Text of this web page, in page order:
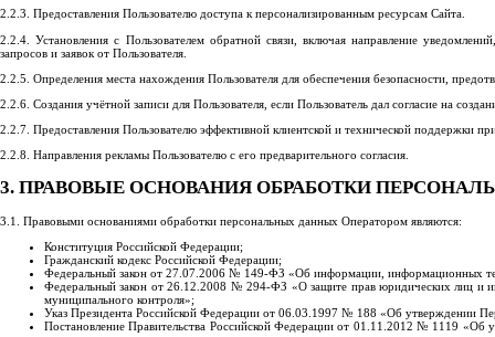
2.2.3. Предоставления Пользователю доступа к персонализированным ресурсам Сайта.
2.2.4. Установления с Пользователем обратной связи, включая направление
запросов и заявок от Пользователя.
2.2.5. Определения места нахождения Пользователя для обеспечения безопасности,
2.2.6. Создания учётной записи для Пользователя, если Пользователь дал согласие на
2.2.7. Предоставления Пользователю эффективной клиентской и технической поддержки
2.2.8. Направления рекламы Пользователю с его предварительного согласия.
3. ПРАВОВЫЕ ОСНОВАНИЯ ОБРАБОТКИ
3.1. Правовыми основаниями обработки персональных данных Оператором являются:
Конституция Российской Федерации;
Гражданский кодекс Российской Федерации;
Федеральный закон от 27.07.2006 № 149-ФЗ «Об информации, информационных
Федеральный закон от 26.12.2008 № 294-ФЗ «О защите прав юридических лиц и
муниципального контроля»;
Указ Президента Российской Федерации от 06.03.1997 № 188 «Об утверждении
Постановление Правительства Российской Федерации от 01.11.2012 № 1119